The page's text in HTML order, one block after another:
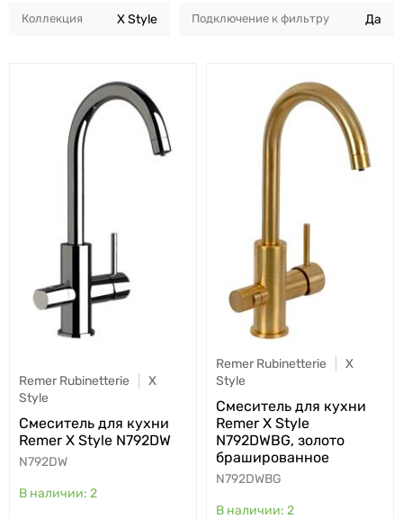
Коллекция X Style Подключение к фильтру Да
Remer Rubinetterie
X
Style
Cмеситель для кухни
Remer X Style N792DW
N792DW
2
Remer Rubinetterie
X
Style
Cмеситель для кухни
Remer X Style
N792DWBG, золото
брашированное
N792DWBG
2